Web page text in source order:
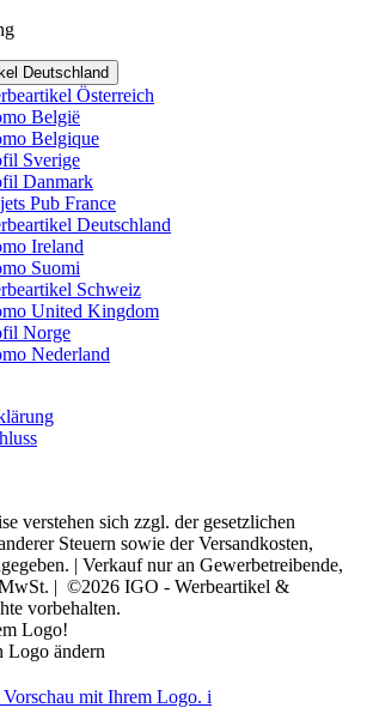
Deutschland
Österreich
België
Belgique
Sverige
Danmark
Pub France
Deutschland
Ireland
Suomi
Schweiz
United Kingdom
Norge
Nederland
verstehen sich zzgl. der gesetzlichen
Steuern sowie der Versandkosten,
| Verkauf nur an Gewerbetreibende,
MwSt. | ©2026 IGO - Werbeartikel &
vorbehalten.
Logo!
Logo ändern
mit Ihrem Logo. i